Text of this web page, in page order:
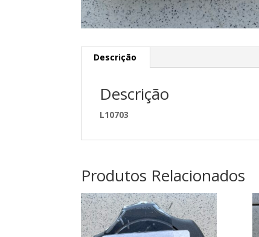
Descrição
Descrição
L10703
Produtos Relacionados